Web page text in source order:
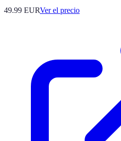
49.99 EURVer el precio